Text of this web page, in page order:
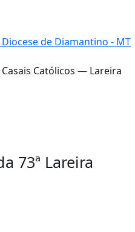
Diocese de Diamantino - MT
73ª Lareira